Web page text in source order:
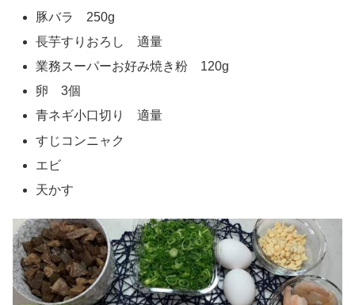
豚バラ 250g
長芋すりおろし 適量
業務スーパーお好み焼き粉 120g
卵 3個
青ネギ小口切り 適量
すじコンニャク
エビ
天かす